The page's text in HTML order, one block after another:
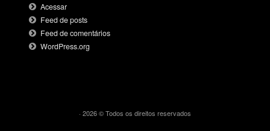
Acessar
Feed de posts
Feed de comentários
WordPress.org
· 2026 © Todos os direitos reservados